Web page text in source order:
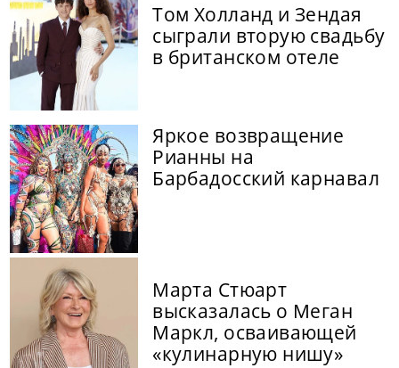
Том Холланд и Зендая
сыграли вторую свадьбу
в британском отеле
Яркое возвращение
Рианны на
Барбадосский карнавал
Марта Стюарт
высказалась о Меган
Маркл, осваивающей
«кулинарную нишу»